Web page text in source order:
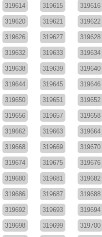
319614 319615 319616
319620 319621 319622
319626 319627 319628
319632 319633 319634
319638 319639 319640
319644 319645 319646
319650 319651 319652
319656 319657 319658
319662 319663 319664
319668 319669 319670
319674 319675 319676
319680 319681 319682
319686 319687 319688
319692 319693 319694
319698 319699 319700